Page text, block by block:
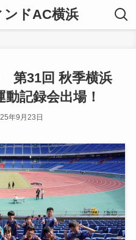
ドAC横浜
第31回 秋季横浜
記録会出場！
年9月23日